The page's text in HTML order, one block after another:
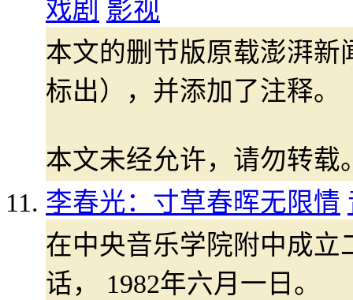
戏剧 影视
本文的删节版原载澎湃
标出），并添加了注释。
本文未经允许，请勿转载
李春光：寸草春晖无限情
在中央音乐学院附中成
话， 1982年六月一日。